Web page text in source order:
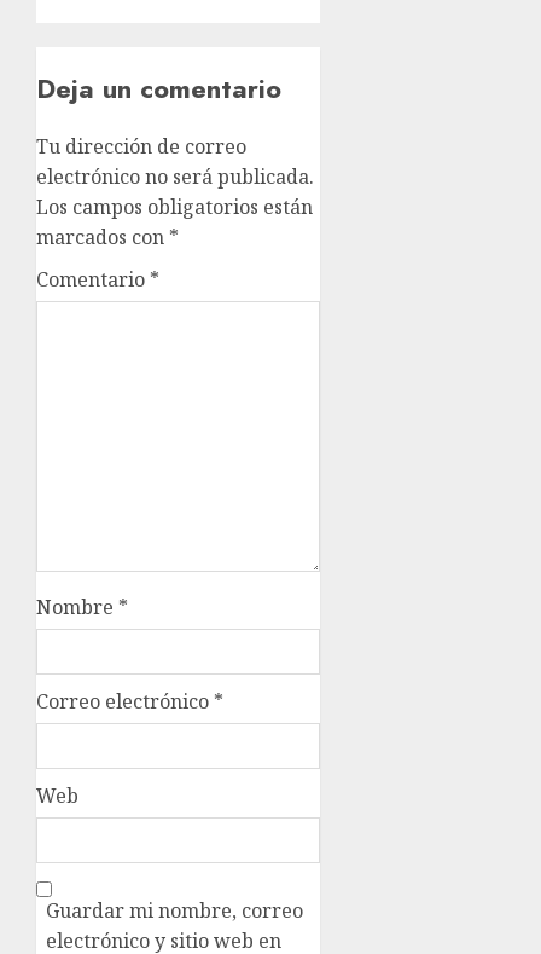
Deja un comentario
Tu dirección de correo
electrónico no será publicada.
Los campos obligatorios están
marcados con *
Comentario *
Nombre *
Correo electrónico *
Web
Guardar mi nombre, correo
electrónico y sitio web en